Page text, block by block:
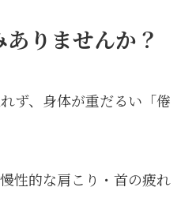
りませんか？
ず、身体が重だるい「倦
性的な肩こり・首の疲れ